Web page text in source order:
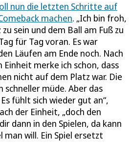
nun die letzten Schritte auf
machen. „Ich bin froh,
sein und dem Ball am Fuß zu
für Tag voran. Es war
Läufen am Ende noch. Nach
merke ich schon, dass
nicht auf dem Platz war. Die
schneller müde. Aber das
fühlt sich wieder gut an“,
der Einheit, „doch den
dann in den Spielen, da kann
will. Ein Spiel ersetzt